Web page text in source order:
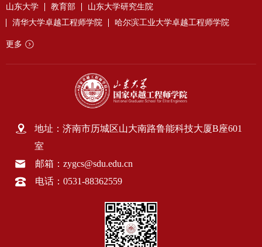
山东大学 教育部
山东大学研究生院
清华大学卓越工程师学院
哈尔滨工业大学卓越工程师学院
更多
地址：济南市历城区山大南路鲁能科技大厦B座601
室
邮箱：zygcs@sdu.edu.cn
电话：0531-88362559